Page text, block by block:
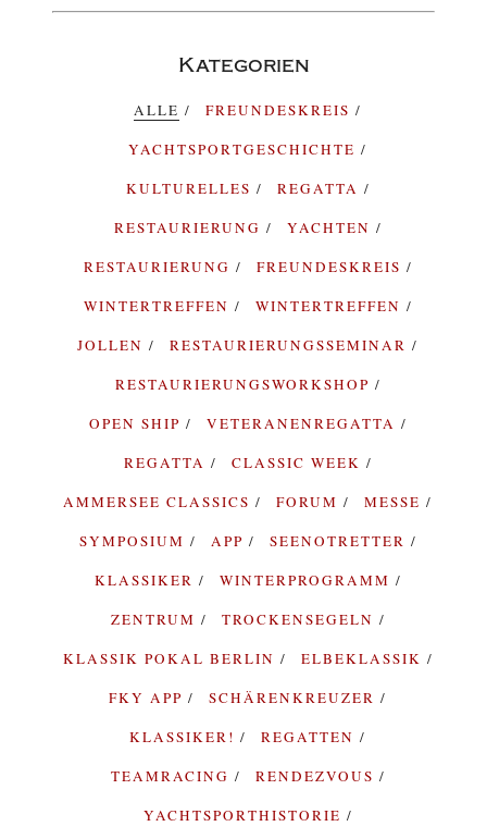
Kategorien
ALLE
FREUNDESKREIS
YACHTSPORTGESCHICHTE
KULTURELLES
REGATTA
RESTAURIERUNG
YACHTEN
RESTAURIERUNG
FREUNDESKREIS
WINTERTREFFEN
WINTERTREFFEN
JOLLEN
RESTAURIERUNGSSEMINAR
RESTAURIERUNGSWORKSHOP
OPEN SHIP
VETERANENREGATTA
REGATTA
CLASSIC WEEK
AMMERSEE CLASSICS
FORUM
MESSE
SYMPOSIUM
APP
SEENOTRETTER
KLASSIKER
WINTERPROGRAMM
ZENTRUM
TROCKENSEGELN
KLASSIK POKAL BERLIN
ELBEKLASSIK
FKY APP
SCHÄRENKREUZER
KLASSIKER!
REGATTEN
TEAMRACING
RENDEZVOUS
YACHTSPORTHISTORIE